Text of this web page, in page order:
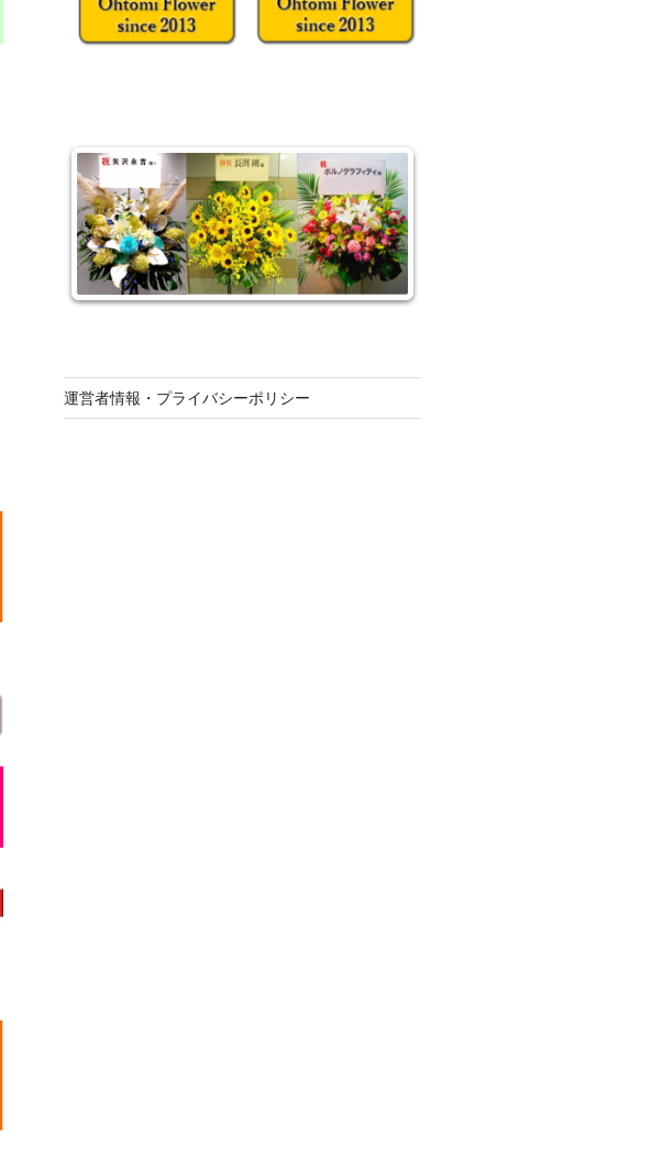
運営者情報・プライバシーポリシー